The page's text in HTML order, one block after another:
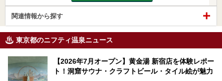
関連情報から探す
東京都のニフティ温泉ニュース
【2026年7月オープン】黄金湯 新宿店を体験レポー
ト！洞窟サウナ・クラフトビール・タイル絵が魅力